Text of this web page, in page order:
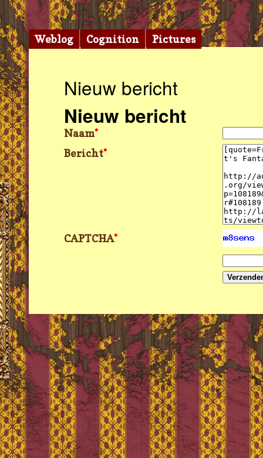
Nieuw bericht
Nieuw bericht
Naam*
Bericht*
CAPTCHA*
Weblog Cognition Pictures